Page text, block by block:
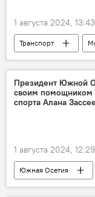
1 августа 2024, 13:43
Транспорт
Выставка
Президент Южной
своим помощником
спорта Алана
1 августа 2024, 12:29
Южная Осетия
Спорт